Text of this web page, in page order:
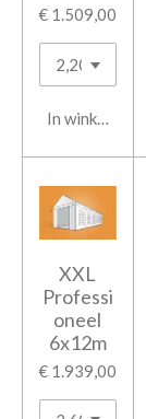
€ 1.509,00
In
XXL
Professi
oneel
6x12m
€ 1.939,00